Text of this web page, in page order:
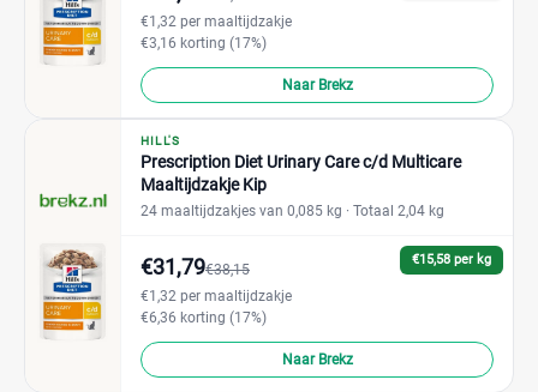
€1,32 per maaltijdzakje
€3,16 korting (17%)
Naar Brekz
HILL'S
Prescription Diet Urinary Care c/d Multicare
Maaltijdzakje Kip
24 maaltijdzakjes van 0,085 kg · Totaal 2,04 kg
€15,58 per kg
€31,79€38,15
€1,32 per maaltijdzakje
€6,36 korting (17%)
Naar Brekz